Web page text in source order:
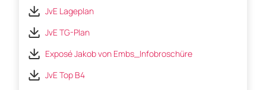
JvE Lageplan
JvE TG-Plan
Exposé Jakob von Embs_Infobroschüre
JvE Top B4